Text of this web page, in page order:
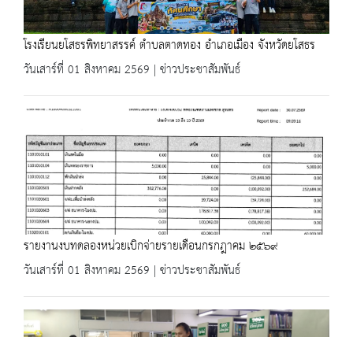
โรงเรียนยโสธรพิทยาสรรค์ ตำบลตาดทอง อำเภอเมือง จังหวัดยโสธร
วันเสาร์ที่ 01 สิงหาคม 2569 | ข่าวประชาสัมพันธ์
รายงานงบทดลองหน่วยเบิกจ่ายรายเดือนกรกฎาคม ๒๕๖๙
วันเสาร์ที่ 01 สิงหาคม 2569 | ข่าวประชาสัมพันธ์